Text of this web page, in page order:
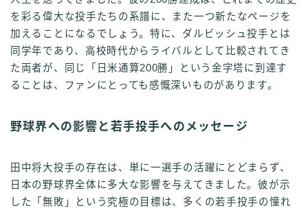
を彩る偉大な投手たちの系譜に、また一つ新たなページを
加えることになるでしょう。特に、ダルビッシュ投手とは
同学年であり、高校時代からライバルとして比較されてき
た両者が、同じ「日米通算200勝」という金字塔に到達す
ることは、ファンにとっても感慨深いものがあります。
野球界への影響と若手投手へのメッセージ
田中将大投手の存在は、単に一選手の活躍にとどまらず、
日本の野球界全体に多大な影響を与えてきました。彼が示
した「無敗」という究極の目標は、多くの若手投手の憧れ